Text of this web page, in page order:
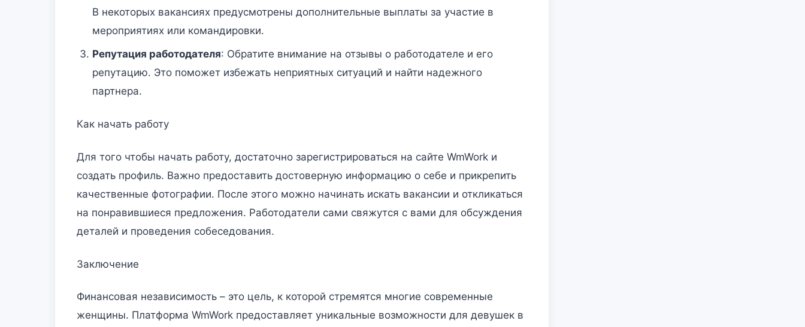
В некоторых вакансиях предусмотрены дополнительные выплаты за участие в
мероприятиях или командировки.
Репутация работодателя: Обратите внимание на отзывы о работодателе и его
репутацию. Это поможет избежать неприятных ситуаций и найти надежного
партнера.
Как начать работу
Для того чтобы начать работу, достаточно зарегистрироваться на сайте WmWork и
создать профиль. Важно предоставить достоверную информацию о себе и прикрепить
качественные фотографии. После этого можно начинать искать вакансии и откликаться
на понравившиеся предложения. Работодатели сами свяжутся с вами для обсуждения
деталей и проведения собеседования.
Заключение
Финансовая независимость – это цель, к которой стремятся многие современные
женщины. Платформа WmWork предоставляет уникальные возможности для девушек в